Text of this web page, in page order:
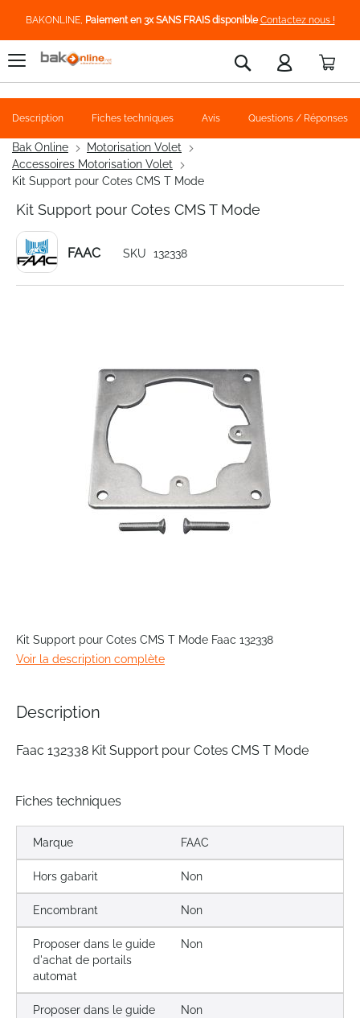
BAKONLINE, Paiement en 3x SANS FRAIS disponible Contactez nous !
Rechercher
Bak Online
Motorisation Volet
Accessoires Motorisation Volet
Kit Support pour Cotes CMS T Mode
Kit Support pour Cotes CMS T Mode
FAAC SKU 132338
to
the
beginning
images
Kit Support pour Cotes CMS T Mode Faac 132338
Voir la description complète
Description Fiches techniques Avis Questions / Réponses
Description
Faac 132338 Kit Support pour Cotes CMS T Mode
Fiches techniques
Marque FAAC
Hors gabarit Non
Encombrant Non
Proposer dans le guide
d'achat de portails
automat
Non
Proposer dans le guide
Non